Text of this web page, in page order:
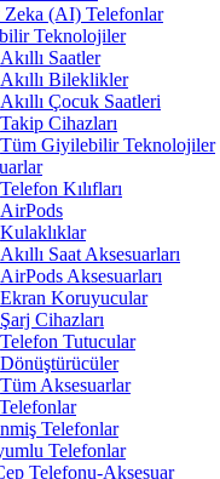
Zeka (AI) Telefonlar
Teknolojiler
Akıllı Saatler
Akıllı Bileklikler
Akıllı Çocuk Saatleri
Takip Cihazları
Tüm Giyilebilir Teknolojiler
Telefon Kılıfları
AirPods
Kulaklıklar
Akıllı Saat Aksesuarları
AirPods Aksesuarları
Ekran Koruyucular
Şarj Cihazları
Telefon Tutucular
Dönüştürücüler
Tüm Aksesuarlar
Telefonlar
Telefonlar
Telefonu-Aksesuar